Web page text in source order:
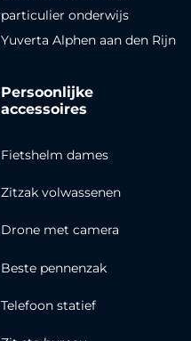
particulier onderwijs
Yuverta Alphen aan den Rijn
Persoonlijke
accessoires
Fietshelm dames
Zitzak volwassenen
Drone met camera
Beste pennenzak
Telefoon statief